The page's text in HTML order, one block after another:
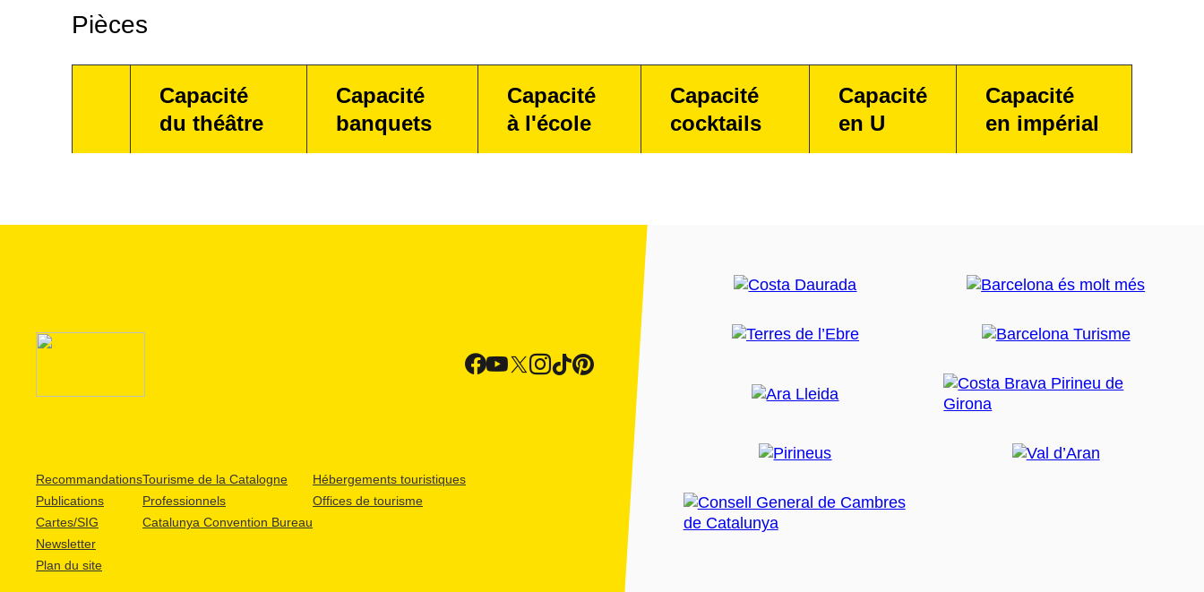
Pièces
Capacité
du théâtre
Capacité
banquets
Capacité
à l'école
Capacité
cocktails
Capacité
en U
Capacité
en impérial
Recommandations
Publications
Cartes/SIG
Newsletter
Plan du site
Tourisme de la Catalogne
Professionnels
Catalunya Convention Bureau
Hébergements touristiques
Offices de tourisme